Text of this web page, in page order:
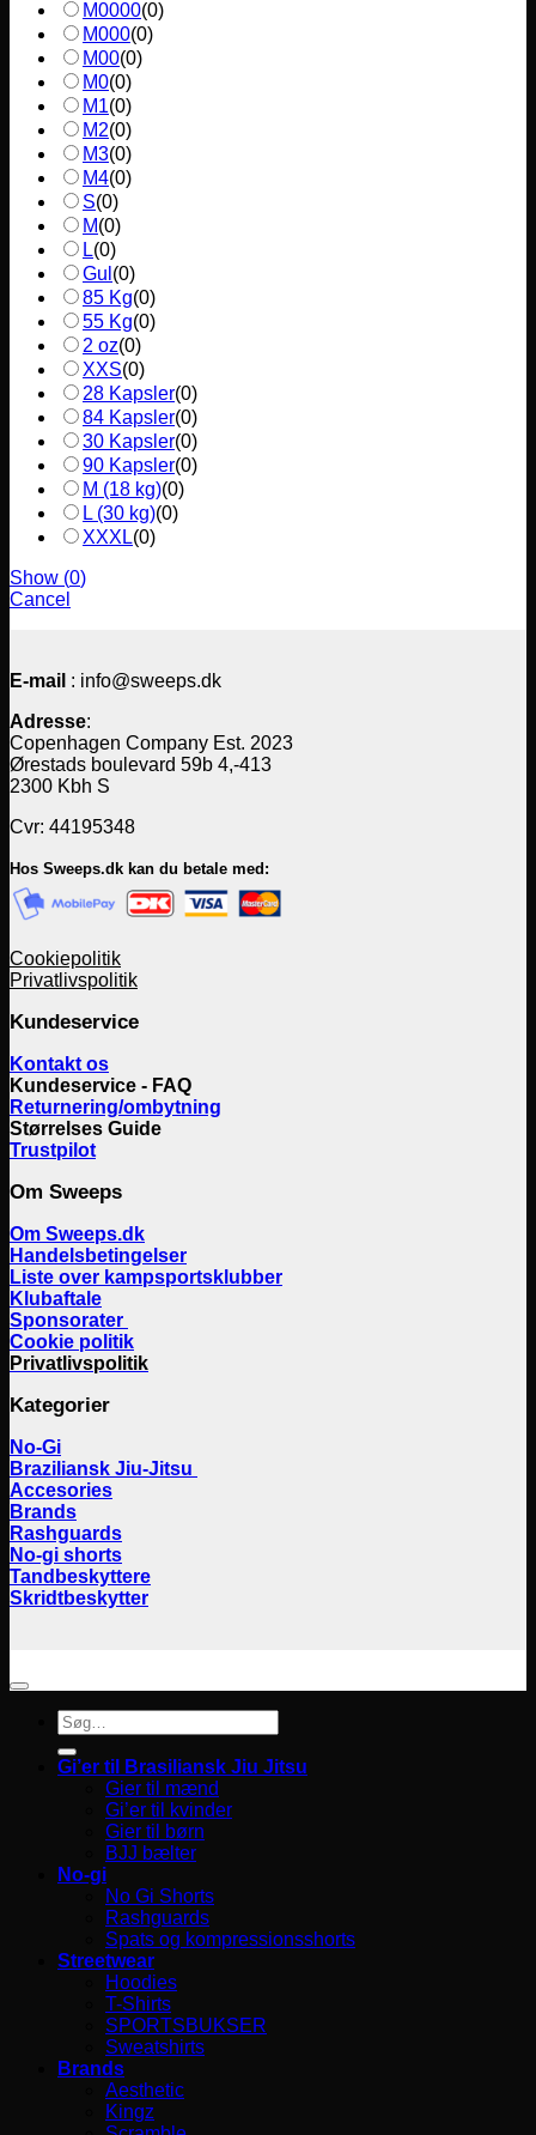
M0000(0)
M000(0)
M00(0)
M0(0)
M1(0)
M2(0)
M3(0)
M4(0)
S(0)
M(0)
L(0)
Gul (0)
85 Kg(0)
55 Kg(0)
2 oz(0)
XXS(0)
28 Kapsler(0)
84 Kapsler(0)
30 Kapsler(0)
90 Kapsler(0)
M (18 kg)(0)
L (30 kg)(0)
XXXL(0)
Show (0)
Cancel
E-mail : info@sweeps.dk
Adresse:
Copenhagen Company Est. 2023
Ørestads boulevard 59b 4,-413
2300 Kbh S
Cvr: 44195348
Hos Sweeps.dk kan du betale med:
Cookiepolitik
Privatlivspolitik
Kundeservice
Kontakt os
Kundeservice - FAQ
Returnering/ombytning
Størrelses Guide
Trustpilot
Om Sweeps
Om Sweeps.dk
Handelsbetingelser
Liste over kampsportsklubber
Klubaftale
Sponsorater
Cookie politik
Privatlivspolitik
Kategorier
No-Gi
Braziliansk Jiu-Jitsu
Accesories
Brands
Rashguards
No-gi shorts
Tandbeskyttere
Skridtbeskytter
Søg
efter:
Gi’er til Brasiliansk Jiu Jitsu
Gier til mænd
Gi’er til kvinder
Gier til børn
BJJ bælter
No-gi
No Gi Shorts
Rashguards
Spats og kompressionsshorts
Streetwear
Hoodies
T-Shirts
SPORTSBUKSER
Sweatshirts
Brands
Aesthetic
Kingz